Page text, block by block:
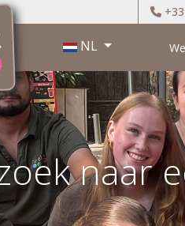
Selecteer de taal
NL
naar